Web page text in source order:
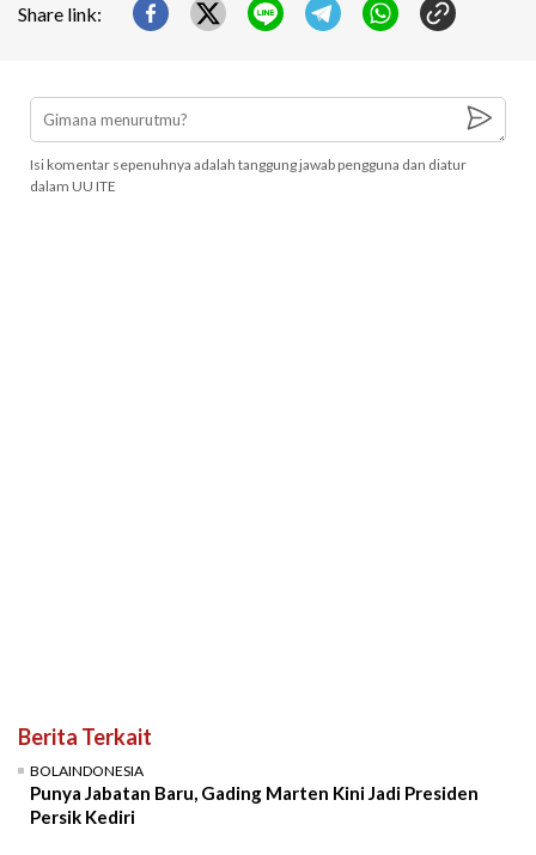
Share link:
Isi komentar sepenuhnya adalah tanggung jawab pengguna dan diatur
dalam UU ITE
Berita Terkait
BOLAINDONESIA
Punya Jabatan Baru, Gading Marten Kini Jadi Presiden
Persik Kediri